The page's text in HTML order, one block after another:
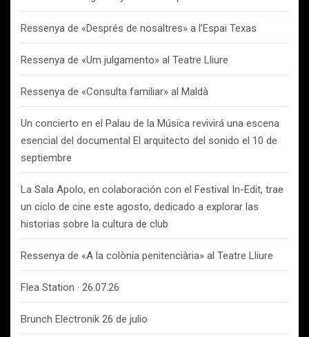
Ressenya de «Després de nosaltres» a l’Espai Texas
Ressenya de «Um julgamento» al Teatre Lliure
Ressenya de «Consulta familiar» al Maldà
Un concierto en el Palau de la Música revivirá una escena
esencial del documental El arquitecto del sonido el 10 de
septiembre
La Sala Apolo, en colaboración con el Festival In-Edit, trae
un ciclo de cine este agosto, dedicado a explorar las
historias sobre la cultura de club
Ressenya de «A la colònia penitenciària» al Teatre Lliure
Flea Station · 26.07.26
Brunch Electronik 26 de julio